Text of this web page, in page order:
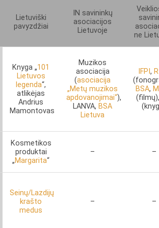
Lietuviški
pavyzdžiai
IN savininkų
asociacijos
Lietuvoje
ne
Knyga „101
Lietuvos
legenda“,
atlikėjas
Andrius
Mamontovas
Muzikos
asociacija
(asociacija
„Metų muzikos
apdovanojimai“),
LANVA, BSA
Lietuva
IFPI,
BSA,
Kosmetikos
produktai
„Margarita“
– –
Seinų/Lazdijų
krašto
medus
– –